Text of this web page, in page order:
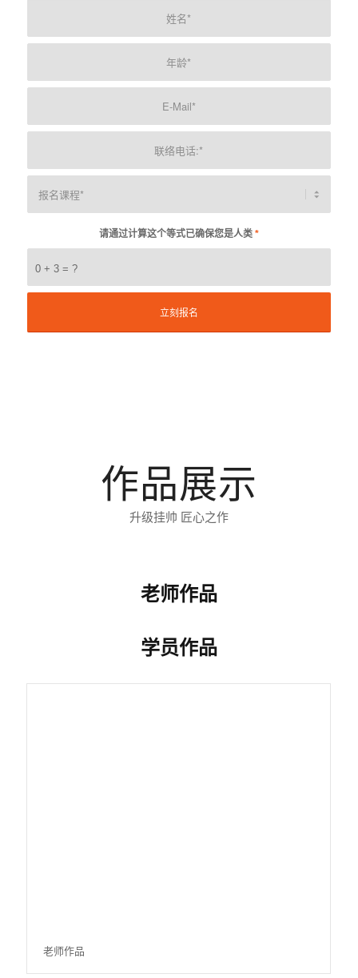
0 + 3 = ?
请通过计算这个等式已确保您是人类 *
作品展示
升级挂帅 匠心之作
老师作品
学员作品
老师作品